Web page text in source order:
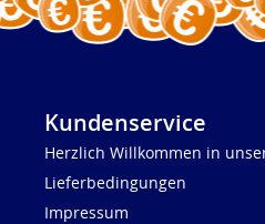
Kundenservice
Herzlich Willkommen in
Lieferbedingungen
Impressum